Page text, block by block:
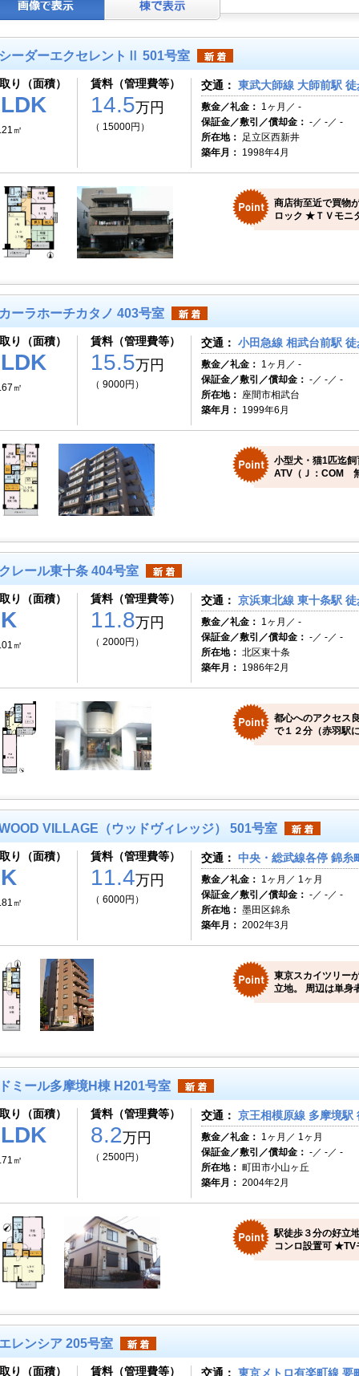
ーダーエクセレントⅡ 501号室
り（面積）
㎡
賃料（管理費等）
14.5万円
（ 15000円）
交通： 東武大師線 大師前駅 徒
敷金／礼金： 1ヶ月／ -
保証金／敷引／償却金： -／ -／ -
所在地： 足立区西新井
築年月： 1998年4月
商店街至近で買物
ロック ★ＴＶモニ
ーラホーチカタノ 403号室
り（面積）
㎡
賃料（管理費等）
15.5万円
（ 9000円）
交通： 小田急線 相武台前駅 徒
敷金／礼金： 1ヶ月／ -
保証金／敷引／償却金： -／ -／ -
所在地： 座間市相武台
築年月： 1999年6月
小型犬・猫1匹迄
ATV（Ｊ：COM
レール東十条 404号室
り（面積）
㎡
賃料（管理費等）
11.8万円
（ 2000円）
交通： 京浜東北線 東十条駅 徒
敷金／礼金： 1ヶ月／ -
保証金／敷引／償却金： -／ -／ -
所在地： 北区東十条
築年月： 1986年2月
都心へのアクセ
で１２分（赤羽駅
VILLAGE（ウッドヴィレッジ） 501号室
り（面積）
㎡
賃料（管理費等）
11.4万円
（ 6000円）
交通： 中央・総武線各停 錦糸
敷金／礼金： 1ヶ月／ 1ヶ月
保証金／敷引／償却金： -／ -／ -
所在地： 墨田区錦糸
築年月： 2002年3月
東京スカイツリー
立地。 周辺は単身
ミール多摩境H棟 H201号室
り（面積）
㎡
賃料（管理費等）
8.2万円
（ 2500円）
交通： 京王相模原線 多摩境駅
敷金／礼金： 1ヶ月／ 1ヶ月
保証金／敷引／償却金： -／ -／ -
所在地： 町田市小山ヶ丘
築年月： 2004年2月
駅徒歩３分の好
コンロ設置可 ★TV
レンシア 205号室
り（面積） 賃料（管理費等） 交通： 東京メトロ有楽町線 要